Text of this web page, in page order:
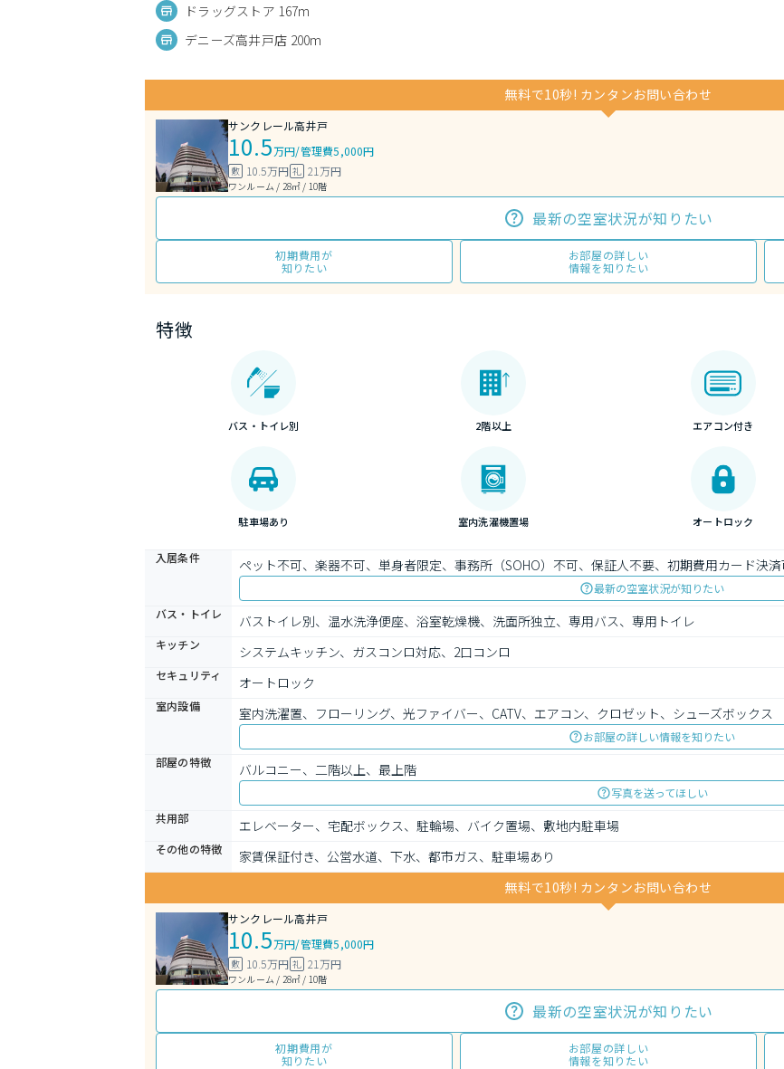
ドラッグストア 167m
デニーズ高井戸店 200m
無料で10秒! カンタンお問い合わせ
サンクレール高井戸
10.5万円/管理費5,000円
敷 10.5万円 礼 21万円
ワンルーム / 28㎡ / 10階
最新の空室状況が知りたい
初期費用が
知りたい
お部屋の詳しい
情報を知りたい
特徴
バス・トイレ別 2階以上 エアコン付き
駐車場あり 室内洗濯機置場 オートロック
入居条件 ペット不可、楽器不可、単身者限定、事務所（SOHO）不可、保証人不要、初期費用カード決済
最新の空室状況が知りたい
バス・トイレ
バストイレ別、温水洗浄便座、浴室乾燥機、洗面所独立、専用バス、専用トイレ
キッチン システムキッチン、ガスコンロ対応、2口コンロ
セキュリティ オートロック
室内設備 室内洗濯置、フローリング、光ファイバー、CATV、エアコン、クロゼット、シューズボックス
お部屋の詳しい情報を知りたい
部屋の特徴
バルコニー、二階以上、最上階
写真を送ってほしい
共用部
エレベーター、宅配ボックス、駐輪場、バイク置場、敷地内駐車場
その他の特徴
家賃保証付き、公営水道、下水、都市ガス、駐車場あり
無料で10秒! カンタンお問い合わせ
サンクレール高井戸
10.5万円/管理費5,000円
敷 10.5万円 礼 21万円
ワンルーム / 28㎡ / 10階
最新の空室状況が知りたい
初期費用が
知りたい
お部屋の詳しい
情報を知りたい